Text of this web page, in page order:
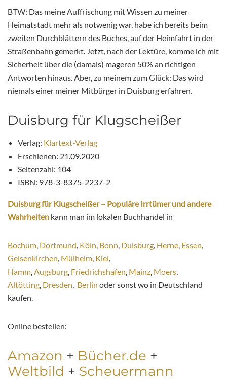
BTW: Das meine Auffrischung mit Wissen zu meiner
Heimatstadt mehr als notwenig war, habe ich bereits beim
zweiten Durchblättern des Buches, auf der Heimfahrt in der
Straßenbahn gemerkt. Jetzt, nach der Lektüre, komme ich mit
Sicherheit über die (damals) mageren 50% an richtigen
Antworten hinaus. Aber, zu meinem zum Glück: Das wird
niemals einer meiner Mitbürger in Duisburg erfahren.
Duisburg für Klugscheißer
Verlag: Klartext-Verlag
Erschienen: 21.09.2020
Seitenzahl: 104
ISBN: 978-3-8375-2237-2
Duisburg für Klugscheißer – Populäre Irrtümer und andere
Wahrheiten kann man im lokalen Buchhandel in
Bochum, Dortmund, Köln, Bonn, Duisburg, Herne, Essen,
Gelsenkirchen, Mülheim, Kiel,
Hamm,Augsburg, Friedrichshafen, Mainz, Moers,
Altötting, Dresden, Berlin oder sonst wo in Deutschland
kaufen.
Online bestellen:
Amazon + Bücher.de +
Weltbild + Scheuermann